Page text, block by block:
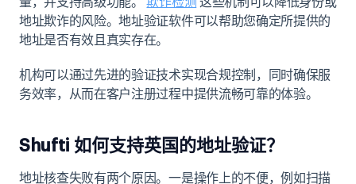
地址欺诈的风险。地址验证软件可以帮助您确定所提供的
地址是否有效且真实存在。
机构可以通过先进的验证技术实现合规控制，同时确保服
务效率，从而在客户注册过程中提供流畅可靠的体验。
Shufti 如何支持英国的地址验证？
地址核查失败有两个原因。一是操作上的不便，例如扫描